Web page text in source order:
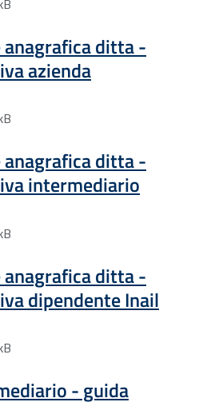
ditta -
azienda
249.42 kB
ditta -
intermediario
332.92 kB
ditta -
dipendente Inail
294.52 kB
- guida
482.84 kB